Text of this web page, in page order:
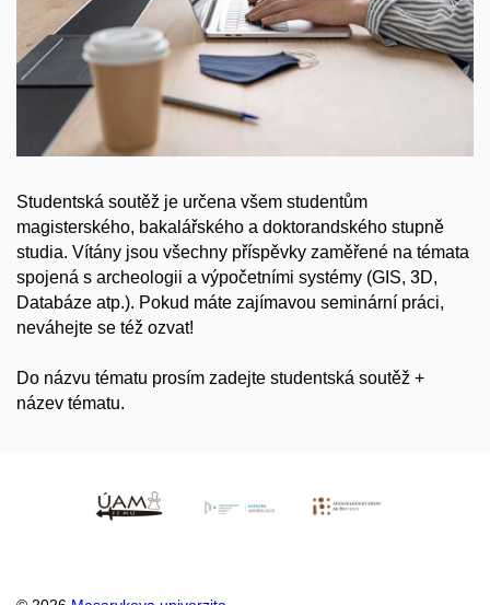
Studentská soutěž je určena všem studentům
magisterského, bakalářského a doktorandského stupně
studia. Vítány jsou všechny příspěvky zaměřené na témata
spojená s archeologii a výpočetními systémy (GIS, 3D,
Databáze atp.). Pokud máte zajímavou seminární práci,
neváhejte se též ozvat!
Do názvu tématu prosím zadejte studentská soutěž +
název tématu.